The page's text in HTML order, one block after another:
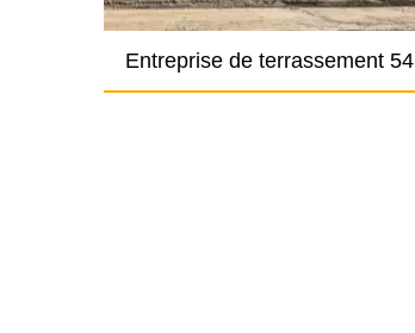
Entreprise de terrassement 54